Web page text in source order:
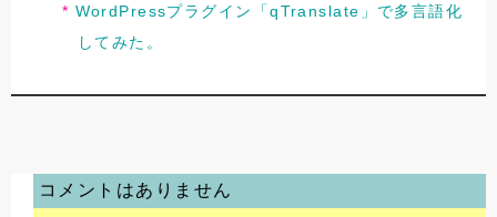
WordPressプラグイン「qTranslate」で多言語化
してみた。
コメントはありません